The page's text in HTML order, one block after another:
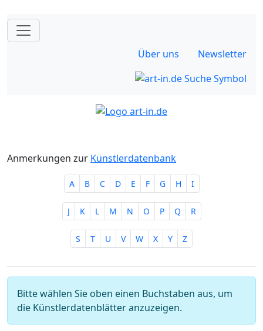
Über uns Newsletter
Anmerkungen zur Künstlerdatenbank
A B C D E F G H I
J K L M N O P Q R
S T U V W X Y Z
Bitte wählen Sie oben einen Buchstaben aus, um
die Künstlerdatenblätter anzuzeigen.